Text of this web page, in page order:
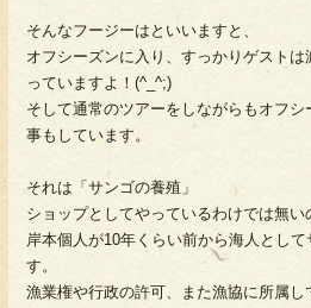
そんなフージーはといいますと、
オフシーズンに入り、すっかりゲスト
っていますよ！(^_^;)
そして通常のツアーをしながらもオフ
事もしています。
それは「サンゴの養殖」
ショップとしてやっているわけでは無い
岸本個人が10年くらい前から海人とし
す。
漁業権や行政の許可、また漁協に所属し